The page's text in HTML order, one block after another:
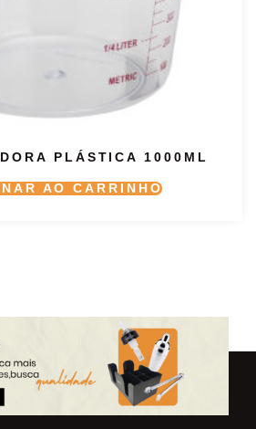
PLÁSTICA 1000ML
AO CARRINHO